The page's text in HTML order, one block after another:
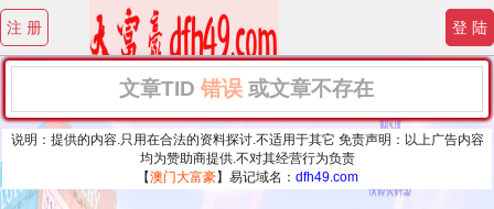
注 册 登 陆
文章TID错误或文章不存在
说明：提供的内容.只用在合法的资料探讨.不适用于其它 免责声明：以上广告内容
均为赞助商提供.不对其经营行为负责
【澳门大富豪】易记域名： dfh49.com